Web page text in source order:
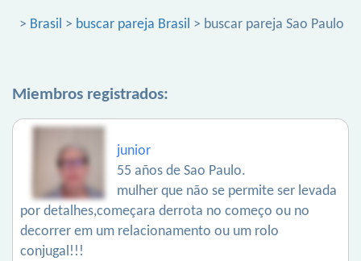
> Brasil > buscar pareja Brasil > buscar pareja Sao Paulo
Miembros registrados:
junior
55 años de Sao Paulo.
mulher que não se permite ser levada
por detalhes,começara derrota no começo ou no
decorrer em um relacionamento ou um rolo
conjugal!!!